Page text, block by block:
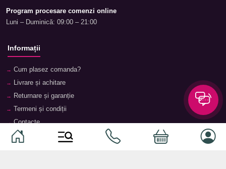
Program procesare comenzi online
Luni – Duminică: 09:00 – 21:00
Informații
Cum plasez comanda?
Livrare și achitare
Returnare și garanție
Termeni și condiții
Contacte
Magazine